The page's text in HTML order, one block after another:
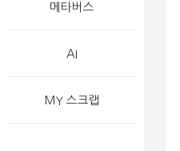
메타버스
AI
MY 스크랩